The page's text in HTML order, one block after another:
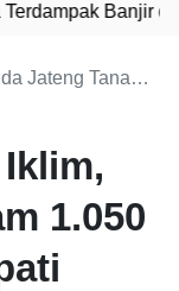
Banjir di
di Gunungpati Semarang
1.050